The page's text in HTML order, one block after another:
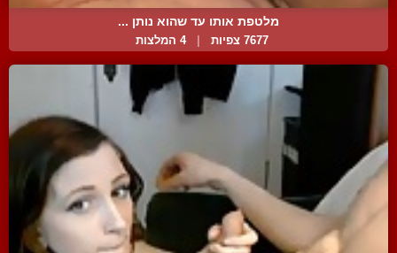
מלטפת אותו עד שהוא נותן ...
7677 צפיות 4 המלצות